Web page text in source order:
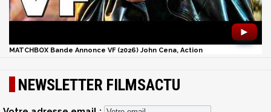
►
MATCHBOX Bande Annonce VF (2026) John Cena, Action
NEWSLETTER FILMSACTU